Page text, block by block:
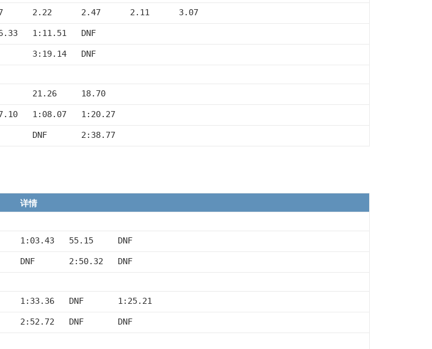
2.22      2.47      2.11      3.07
1:11.51   DNF
3:19.14   DNF
21.26     18.70
1:08.07   1:20.27
DNF       2:38.77
详情
1:03.43   55.15     DNF
DNF       2:50.32   DNF
1:33.36   DNF       1:25.21
2:52.72   DNF       DNF